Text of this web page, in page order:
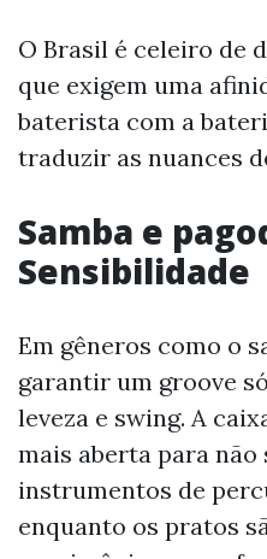
O Brasil é celeiro de
que exigem uma
baterista com a
traduzir as nuances
Samba e
Sensibilidade
Em gêneros como o
garantir um groove
leveza e swing. A
mais aberta para não
instrumentos de
enquanto os pratos